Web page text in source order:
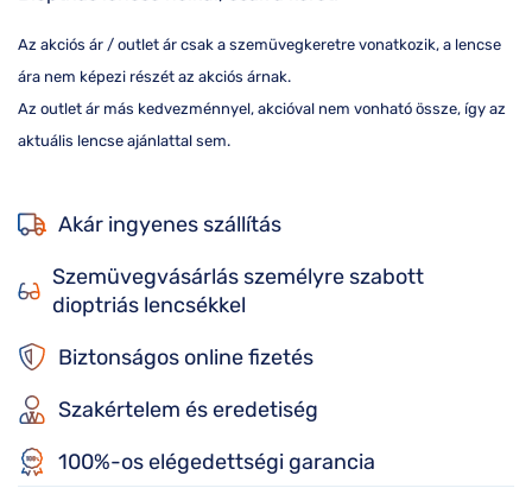
Az akciós ár / outlet ár csak a szemüvegkeretre vonatkozik, a lencse
ára nem képezi részét az akciós árnak.
Az outlet ár más kedvezménnyel, akcióval nem vonható össze, így az
aktuális lencse ajánlattal sem.
Akár ingyenes szállítás
Szemüvegvásárlás személyre szabott
dioptriás lencsékkel
Biztonságos online fizetés
Szakértelem és eredetiség
100%-os elégedettségi garancia